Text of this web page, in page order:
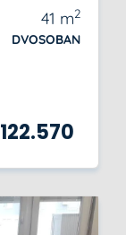
41 m2
DVOSOBAN
122.570